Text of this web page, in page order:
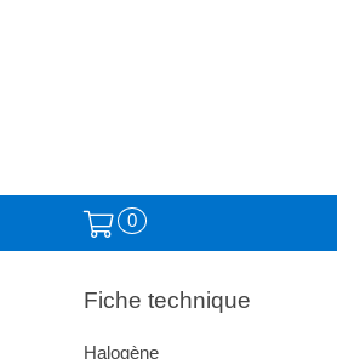
0
Fiche technique
Halogène